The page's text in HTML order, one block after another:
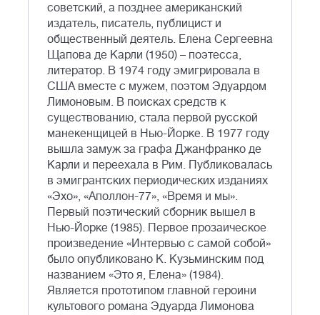
советский, а позднее американский
издатель, писатель, публицист и
общественный деятель. Елена Сергеевна
Щапова де Карли (1950) – поэтесса,
литератор. В 1974 году эмигрировала в
США вместе с мужем, поэтом Эдуардом
Лимоновым. В поисках средств к
существованию, стала первой русской
манекенщицей в Нью-Йорке. В 1977 году
вышла замуж за графа Джанфранко де
Карли и переехала в Рим. Публиковалась
в эмигрантских периодических изданиях
«Эхо», «Аполлон-77», «Время и мы».
Первый поэтический сборник вышел в
Нью-Йорке (1985). Первое прозаическое
произведение «Интервью с самой собой»
было опубликовано К. Кузьминским под
названием «Это я, Елена» (1984).
Является прототипом главной героини
культового романа Эдуарда Лимонова